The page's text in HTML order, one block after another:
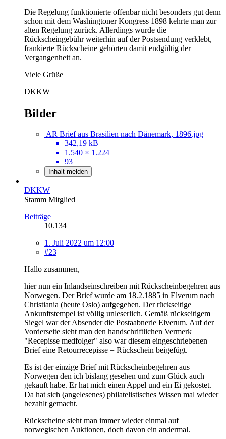
Die Regelung funktionierte offenbar nicht besonders gut denn
schon mit dem Washingtoner Kongress 1898 kehrte man zur
alten Regelung zurück. Allerdings wurde die
Rückscheingebühr weiterhin auf der Postsendung verklebt,
frankierte Rückscheine gehörten damit endgültig der
Vergangenheit an.
Viele Grüße
DKKW
Bilder
AR Brief aus Brasilien nach Dänemark, 1896.jpg
342,19 kB
1.540 × 1.224
93
Inhalt melden
DKKW
Stamm Mitglied
Beiträge
10.134
1. Juli 2022 um 12:00
#23
Hallo zusammen,
hier nun ein Inlandseinschreiben mit Rückscheinbegehren aus
Norwegen. Der Brief wurde am 18.2.1885 in Elverum nach
Christiania (heute Oslo) aufgegeben. Der rückseitige
Ankunftstempel ist völlig unleserlich. Gemäß rückseitigem
Siegel war der Absender die Postaabnerie Elverum. Auf der
Vorderseite sieht man den handschriftlichen Vermerk
"Recepisse medfolger" also war diesem eingeschriebenen
Brief eine Retourrecepisse = Rückschein beigefügt.
Es ist der einzige Brief mit Rückscheinbegehren aus
Norwegen den ich bislang gesehen und zum Glück auch
gekauft habe. Er hat mich einen Appel und ein Ei gekostet.
Da hat sich (angelesenes) philatelistisches Wissen mal wieder
bezahlt gemacht.
Rückscheine sieht man immer wieder einmal auf
norwegischen Auktionen, doch davon ein andermal.